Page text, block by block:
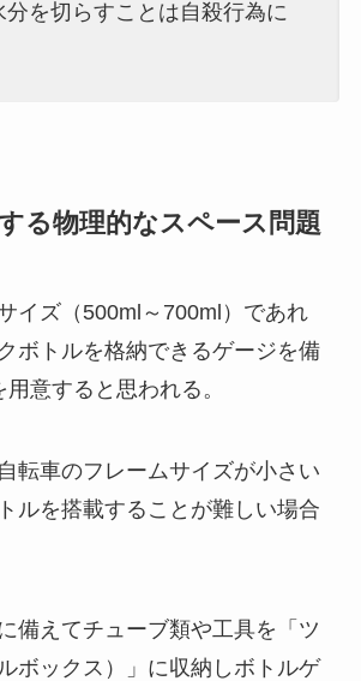
を切らすことは自殺行為に
る物理的なスペース問題
イズ（500ml～700ml）であれ
ボトルを格納できるゲージを備
意すると思われる。
転車のフレームサイズが小さい
ルを搭載することが難しい場合
備えてチューブ類や工具を「ツ
ボックス）」に収納しボトルゲ